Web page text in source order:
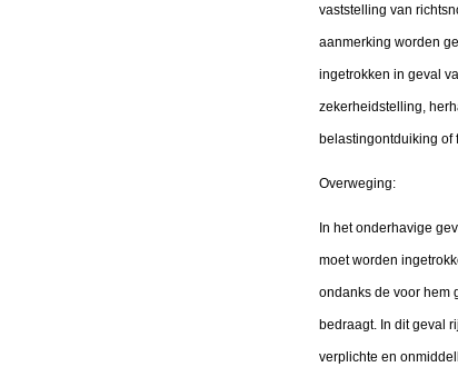
vaststelling van
aanmerking worden
ingetrokken in geval
zekerheidstelling,
belastingontduiking of
Overweging:
In het onderhavige
moet worden
ondanks de voor hem
bedraagt. In dit geval
verplichte en